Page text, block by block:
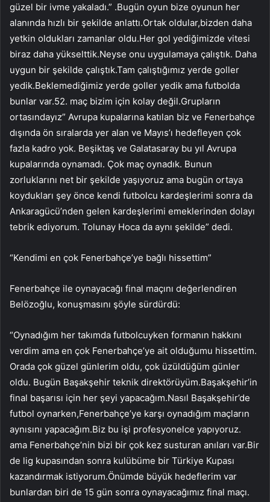
güzel bir ivme yakaladı.” .Bugün oyun bize oyunun her
alanında hızlı bir şekilde anlattı.Ortak oldular,bizden daha
yetkin oldukları zamanlar oldu.Her gol yediğimizde vitesi
biraz daha yükselttik.Neyse onu uygulamaya çalıştık. Daha
uygun bir şekilde çalıştık.Tam çalıştığımız yerde goller
yedik.Beklemediğimiz yerde goller yedik ama futbolda
bunlar var.52. maç bizim için kolay değil.Grupların
ortasındayız” Avrupa kupalarına katılan biz ve Fenerbahçe
dışında ön sıralarda yer alan ve Mayıs’ı hedefleyen çok
fazla kadro yok. Beşiktaş ve Galatasaray bu yıl Avrupa
kupalarında oynamadı. Çok maç oynadık. Bunun
zorluklarını net bir şekilde yaşıyoruz ama bugün ortaya
koydukları şey önce kendi futbolcu kardeşlerimi sonra da
Ankaragücü’nden gelen kardeşlerimi emeklerinden dolayı
tebrik ediyorum. Tolunay Hoca da aynı şekilde” dedi.
“Kendimi en çok Fenerbahçe’ye bağlı hissettim”
Fenerbahçe ile oynayacağı final maçını değerlendiren
Belözoğlu, konuşmasını şöyle sürdürdü:
“Oynadığım her takımda futbolcuyken formanın hakkını
verdim ama en çok Fenerbahçe’ye ait olduğumu hissettim.
Orada çok güzel günlerim oldu, çok üzüldüğüm günler
oldu. Bugün Başakşehir teknik direktörüyüm.Başakşehir’in
final başarısı için her şeyi yapacağım.Nasıl Başakşehir’de
futbol oynarken,Fenerbahçe’ye karşı oynadığım maçların
aynısını yapacağım.Biz bu işi profesyonelce yapıyoruz.
ama Fenerbahçe’nin bizi bir çok kez susturan anıları var.Bir
de lig kupasından sonra kulübüme bir Türkiye Kupası
kazandırmak istiyorum.Önümde büyük hedeflerim var
bunlardan biri de 15 gün sonra oynayacağımız final maçı.